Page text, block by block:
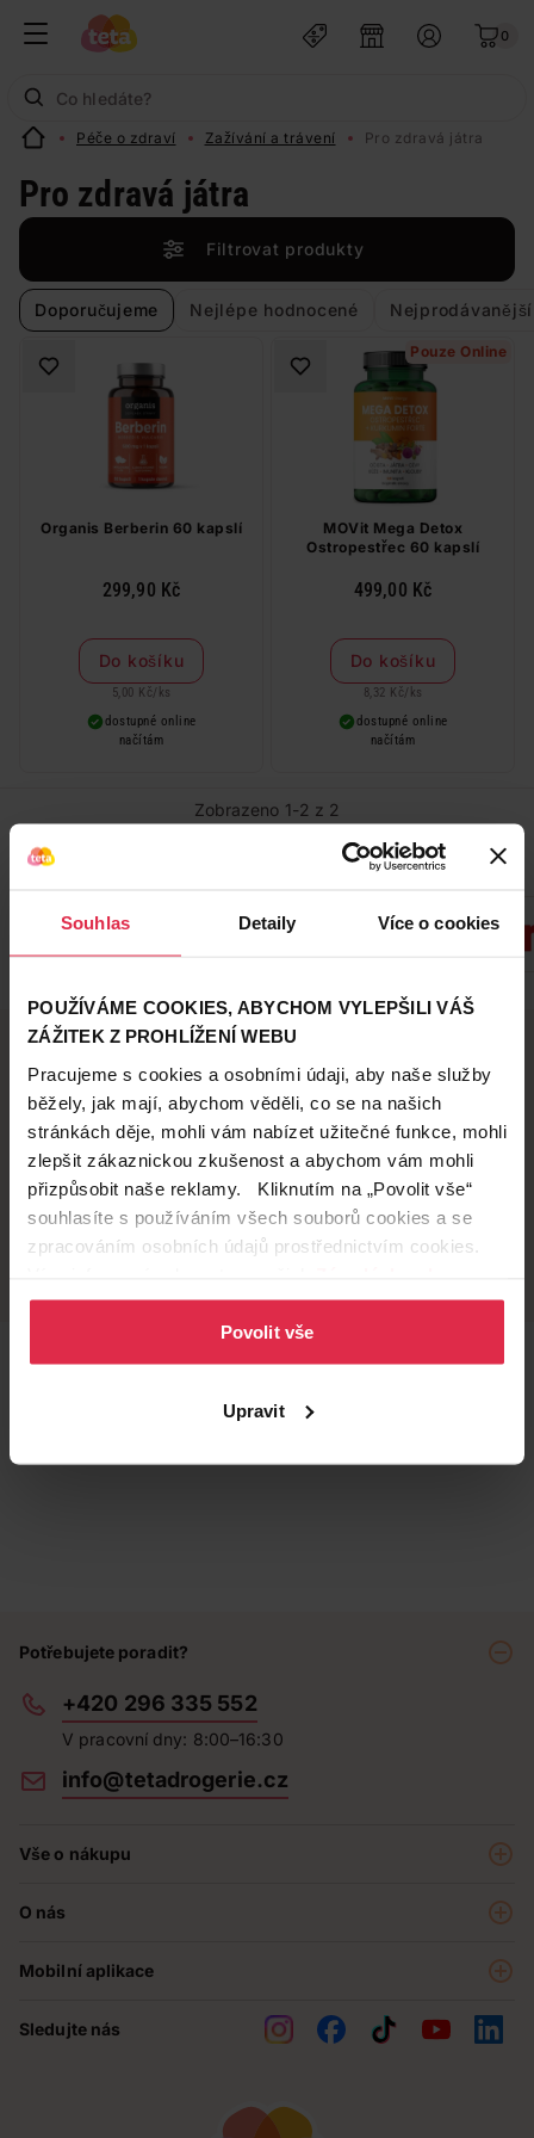
Souhlas Detaily Více o cookies
POUŽÍVÁME COOKIES, ABYCHOM VYLEPŠILI VÁŠ
ZÁŽITEK Z PROHLÍŽENÍ WEBU
Pracujeme s cookies a osobními údaji, aby naše služby
běžely, jak mají, abychom věděli, co se na našich
stránkách děje, mohli vám nabízet užitečné funkce, mohli
zlepšit zákaznickou zkušenost a abychom vám mohli
přizpůsobit naše reklamy. Kliknutím na „Povolit vše“
souhlasíte s používáním všech souborů cookies a se
zpracováním osobních údajů prostřednictvím cookies.
osobních údajů.
Povolit vše
Upravit
0
Péče o zdraví Zažívání a trávení Pro zdravá játra
Pro zdravá játra
Filtrovat produkty
Doporučujeme Nejlépe hodnocené Nejprodávanější
Organis Berberin 60 kapslí
299,90 Kč
Do košíku
5,00 Kč/ ks
dostupné online
načítám
Pouze Online
MOVit Mega Detox
Ostropestřec 60 kapslí
499,00 Kč
Do košíku
8,32 Kč/ ks
dostupné online
načítám
Zobrazeno 1-2 z 2
Oblíbené značky
Doručení zdarma
při nákupu nad 1 200 Kč
Věrnostní slevy
ušetřete s Teta klubem
Vyzvednutí na
Široká síť prodejen
přes 500 prodejen po
Teta prodejny a služby
Potřebujete poradit?
+420 296 335 552
V pracovní dny: 8:00–16:30
info@tetadrogerie.cz
Vše o nákupu
Prodejny
Obchodní podmínky
O nás
Teta pomáhá
Mobilní aplikace
Sledujte nás